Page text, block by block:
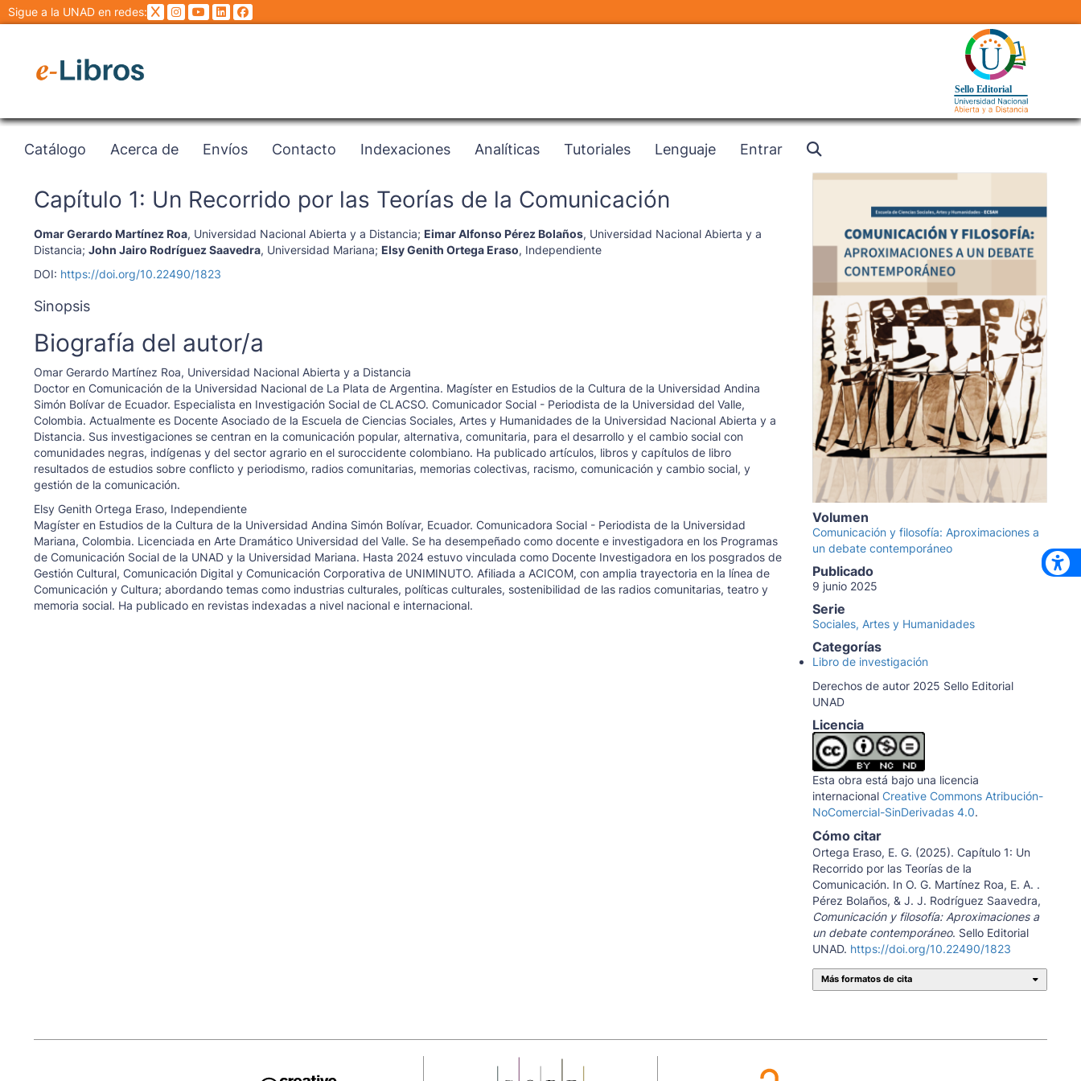
Sigue a la UNAD en redes:
Catálogo Acerca de Envíos Contacto Indexaciones Analíticas Tutoriales Lenguaje Entrar
Capítulo 1: Un Recorrido por las Teorías de la Comunicación
Omar Gerardo Martínez Roa, Universidad Nacional Abierta y a Distancia; Eimar Alfonso Pérez Bolaños, Universidad Nacional Abierta y a
Distancia; John Jairo Rodríguez Saavedra, Universidad Mariana; Elsy Genith Ortega Eraso, Independiente
DOI: https://doi.org/10.22490/1823
Sinopsis
Biografía del autor/a
Omar Gerardo Martínez Roa, Universidad Nacional Abierta y a Distancia
Doctor en Comunicación de la Universidad Nacional de La Plata de Argentina. Magíster en Estudios de la Cultura de la Universidad Andina
Simón Bolívar de Ecuador. Especialista en Investigación Social de CLACSO. Comunicador Social - Periodista de la Universidad del Valle,
Colombia. Actualmente es Docente Asociado de la Escuela de Ciencias Sociales, Artes y Humanidades de la Universidad Nacional Abierta y a
Distancia. Sus investigaciones se centran en la comunicación popular, alternativa, comunitaria, para el desarrollo y el cambio social con
comunidades negras, indígenas y del sector agrario en el suroccidente colombiano. Ha publicado artículos, libros y capítulos de libro
resultados de estudios sobre conflicto y periodismo, radios comunitarias, memorias colectivas, racismo, comunicación y cambio social, y
gestión de la comunicación.
Elsy Genith Ortega Eraso, Independiente
Magíster en Estudios de la Cultura de la Universidad Andina Simón Bolívar, Ecuador. Comunicadora Social - Periodista de la Universidad
Mariana, Colombia. Licenciada en Arte Dramático Universidad del Valle. Se ha desempeñado como docente e investigadora en los Programas
de Comunicación Social de la UNAD y la Universidad Mariana. Hasta 2024 estuvo vinculada como Docente Investigadora en los posgrados de
Gestión Cultural, Comunicación Digital y Comunicación Corporativa de UNIMINUTO. Afiliada a ACICOM, con amplia trayectoria en la línea de
Comunicación y Cultura; abordando temas como industrias culturales, políticas culturales, sostenibilidad de las radios comunitarias, teatro y
memoria social. Ha publicado en revistas indexadas a nivel nacional e internacional.
Volumen
Comunicación y filosofía: Aproximaciones a
un debate contemporáneo
Publicado
9 junio 2025
Serie
Sociales, Artes y Humanidades
Categorías
Libro de investigación
Derechos de autor 2025 Sello Editorial
UNAD
Licencia
Esta obra está bajo una licencia
internacional Creative Commons Atribución-
NoComercial-SinDerivadas 4.0.
Cómo citar
Ortega Eraso, E. G. (2025). Capítulo 1: Un
Recorrido por las Teorías de la
Comunicación. In O. G. Martínez Roa, E. A. .
Pérez Bolaños, & J. J. Rodríguez Saavedra,
Comunicación y filosofía: Aproximaciones a
un debate contemporáneo. Sello Editorial
UNAD. https://doi.org/10.22490/1823
Más formatos de cita